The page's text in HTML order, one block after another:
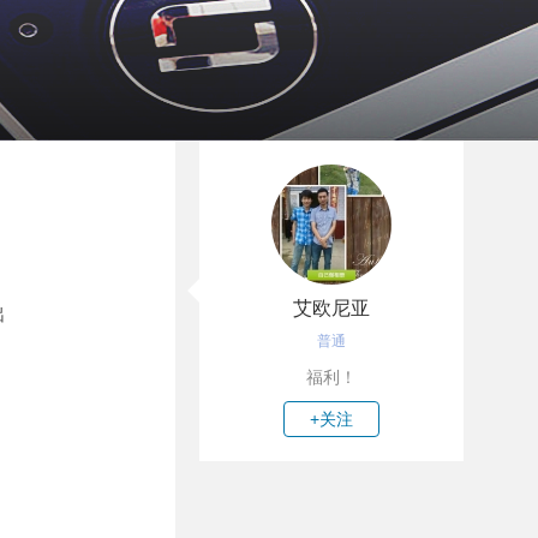
艾欧尼亚
普通
福利！
+关注